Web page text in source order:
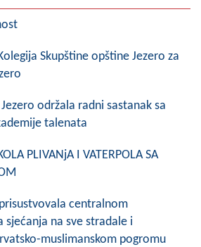
PRIVREDA
Skupštine opštine Jezero za
održala radni sastanak sa
talenata
PLIVANjA I VATERPOLA SA
centralnom
sjećanja na sve stradale i
muslimanskom pogromu